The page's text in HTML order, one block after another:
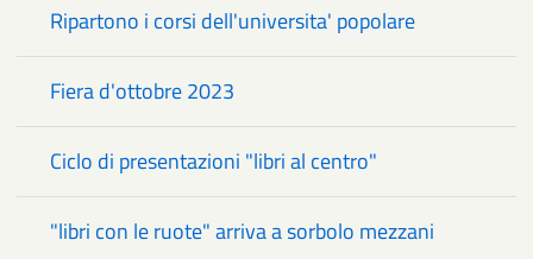
Ripartono i corsi dell'universita' popolare
Fiera d'ottobre 2023
Ciclo di presentazioni "libri al centro"
"libri con le ruote" arriva a sorbolo mezzani